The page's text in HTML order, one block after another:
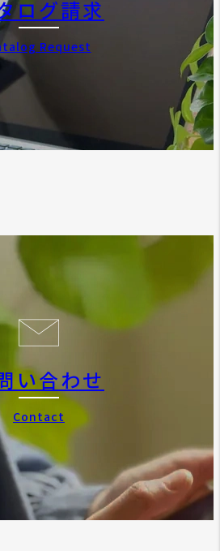
ログ請求
Request
い合わせ
Contact